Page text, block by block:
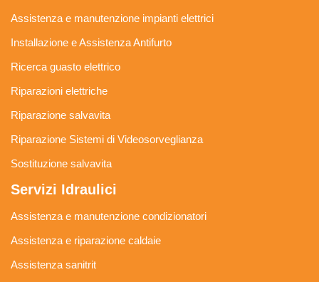
Assistenza e manutenzione impianti elettrici
Installazione e Assistenza Antifurto
Ricerca guasto elettrico
Riparazioni elettriche
Riparazione salvavita
Riparazione Sistemi di Videosorveglianza
Sostituzione salvavita
Servizi Idraulici
Assistenza e manutenzione condizionatori
Assistenza e riparazione caldaie
Assistenza sanitrit